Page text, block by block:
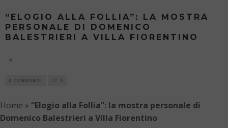
“ELOGIO ALLA FOLLIA”: LA MOSTRA
PERSONALE DI DOMENICO
BALESTRIERI A VILLA FIORENTINO
0 COMMENTI 0
Home » “Elogio alla Follia”: la mostra personale di
Domenico Balestrieri a Villa Fiorentino